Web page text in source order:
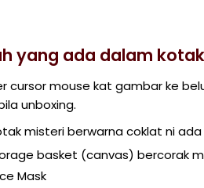
yang ada dalam
cursor mouse kat gambar ke
unboxing.
misteri berwarna coklat ni
basket (canvas) bercorak
Mask